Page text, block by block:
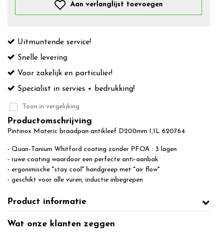
Aan verlanglijst toevoegen
Uitmuntende service!
Snelle levering
Voor zakelijk en particulier!
Specialist in servies + bedrukking!
Toon in vergelijking
Productomschrijving
Pintinox Materic braadpan antikleef D200mm 1,1L 620764
- Quan-Tanium Whitford coating zonder PFOA : 3 lagen
- ruwe coating waardoor een perfecte anti-aanbak
- ergonimische "stay cool" handgreep met "air flow"
- geschikt voor alle vuren, inductie inbegrepen
Product informatie
Wat onze klanten zeggen